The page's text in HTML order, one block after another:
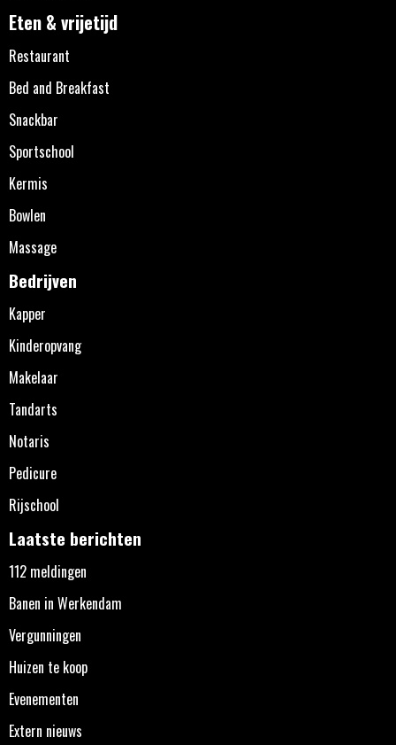
Eten & vrijetijd
Restaurant
Bed and Breakfast
Snackbar
Sportschool
Kermis
Bowlen
Massage
Bedrijven
Kapper
Kinderopvang
Makelaar
Tandarts
Notaris
Pedicure
Rijschool
Laatste berichten
112 meldingen
Banen in Werkendam
Vergunningen
Huizen te koop
Evenementen
Extern nieuws